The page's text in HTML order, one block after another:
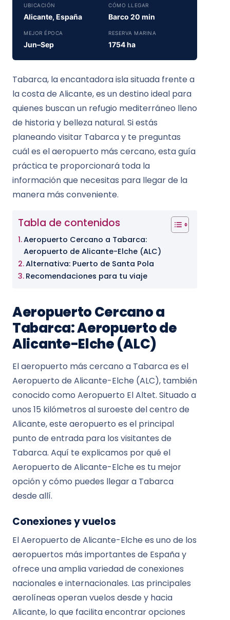
UBICACIÓN
Alicante, España
CÓMO LLEGAR
Barco 20 min
MEJOR ÉPOCA
Jun–Sep
RESERVA MARINA
1754 ha
Tabarca, la encantadora isla situada frente a
la costa de Alicante, es un destino ideal para
quienes buscan un refugio mediterráneo lleno
de historia y belleza natural. Si estás
planeando visitar Tabarca y te preguntas
cuál es el aeropuerto más cercano, esta guía
práctica te proporcionará toda la
información que necesitas para llegar de la
manera más conveniente.
Tabla de contenidos
Aeropuerto Cercano a Tabarca:
Aeropuerto de Alicante-Elche (ALC)
Alternativa: Puerto de Santa Pola
Recomendaciones para tu viaje
Aeropuerto Cercano a
Tabarca: Aeropuerto de
Alicante-Elche (ALC)
El aeropuerto más cercano a Tabarca es el
Aeropuerto de Alicante-Elche (ALC), también
conocido como Aeropuerto El Altet. Situado a
unos 15 kilómetros al suroeste del centro de
Alicante, este aeropuerto es el principal
punto de entrada para los visitantes de
Tabarca. Aquí te explicamos por qué el
Aeropuerto de Alicante-Elche es tu mejor
opción y cómo puedes llegar a Tabarca
desde allí.
Conexiones y vuelos
El Aeropuerto de Alicante-Elche es uno de los
aeropuertos más importantes de España y
ofrece una amplia variedad de conexiones
nacionales e internacionales. Las principales
aerolíneas operan vuelos desde y hacia
Alicante, lo que facilita encontrar opciones